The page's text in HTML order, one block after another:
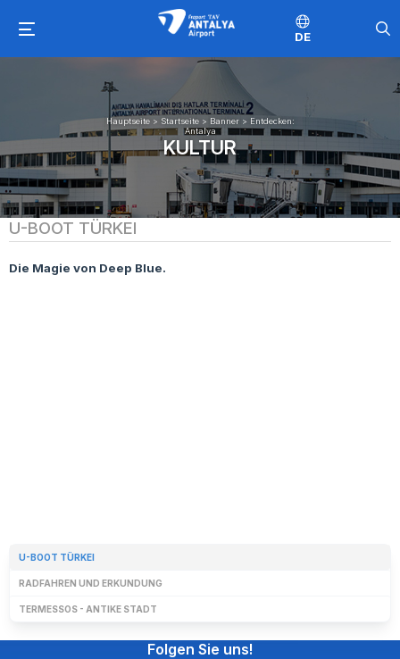
DE
Hauptseite> Startseite> Banner> Entdecken:
Antalya
KULTUR
U-BOOT TÜRKEI
Die Magie von Deep Blue.
U-BOOT TÜRKEI
RADFAHREN UND ERKUNDUNG
TERMESSOS - ANTIKE STADT
Folgen Sie uns!